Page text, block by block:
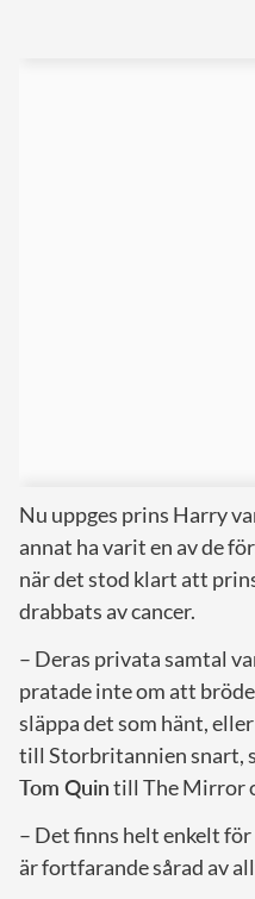
Nu uppges prins Harry
annat ha varit en av de
när det stod klart att
drabbats av cancer.
– Deras privata samtal
pratade inte om att
släppa det som hänt,
till Storbritannien snart,
Tom Quintill The Mirror
– Det finns helt enkelt
är fortfarande sårad av